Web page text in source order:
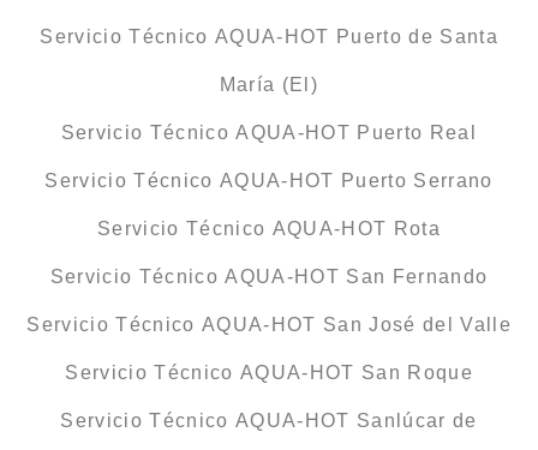
Servicio Técnico AQUA-HOT Puerto de Santa
María (El)
Servicio Técnico AQUA-HOT Puerto Real
Servicio Técnico AQUA-HOT Puerto Serrano
Servicio Técnico AQUA-HOT Rota
Servicio Técnico AQUA-HOT San Fernando
Servicio Técnico AQUA-HOT San José del Valle
Servicio Técnico AQUA-HOT San Roque
Servicio Técnico AQUA-HOT Sanlúcar de